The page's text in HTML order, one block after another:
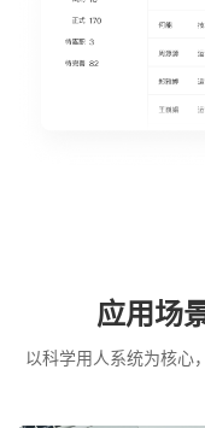
应用场
以科学用人系统为核心